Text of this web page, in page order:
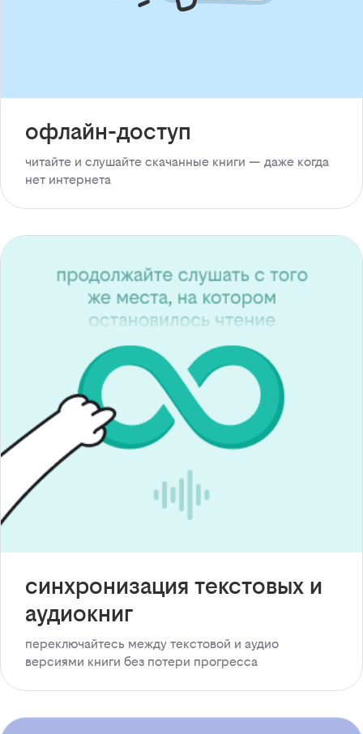
офлайн-доступ
читайте и слушайте скачанные книги — даже когда
нет интернета
синхронизация текстовых и
аудиокниг
переключайтесь между текстовой и аудио
версиями книги без потери прогресса